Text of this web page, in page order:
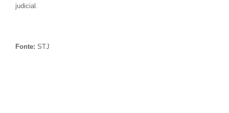
judicial.
Fonte: STJ